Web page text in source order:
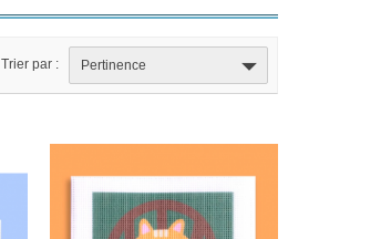
Trier par : Pertinence